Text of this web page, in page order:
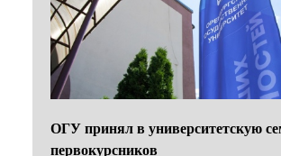
ОГУ принял в университетскую
первокурсников